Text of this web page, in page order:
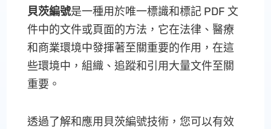
貝茨編號是一種用於唯一標識和標記 PDF 文
件中的文件或頁面的方法，它在法律、醫療
和商業環境中發揮著至關重要的作用，在這
些環境中，組織、追蹤和引用大量文件至關
重要。
透過了解和應用貝茨編號技術，您可以有效